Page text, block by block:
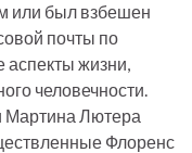
или был взбешен
почты по
аспекты жизни,
человечности.
Мартина Лютера
Флоренс